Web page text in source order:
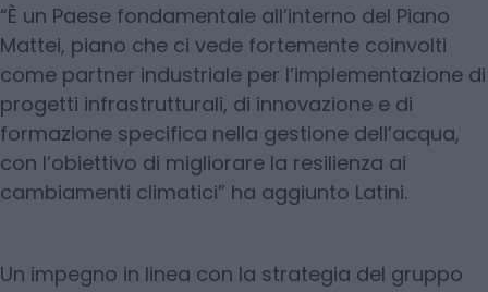
“È un Paese fondamentale all’interno del Piano
Mattei, piano che ci vede fortemente coinvolti
come partner industriale per l’implementazione di
progetti infrastrutturali, di innovazione e di
formazione specifica nella gestione dell’acqua,
con l’obiettivo di migliorare la resilienza ai
cambiamenti climatici” ha aggiunto Latini.
Un impegno in linea con la strategia del gruppo